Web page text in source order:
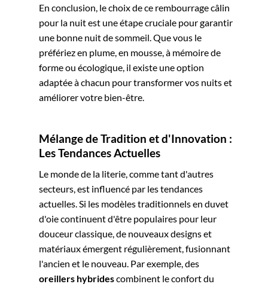
En conclusion, le choix de ce rembourrage câlin
pour la nuit est une étape cruciale pour garantir
une bonne nuit de sommeil. Que vous le
préfériez en plume, en mousse, à mémoire de
forme ou écologique, il existe une option
adaptée à chacun pour transformer vos nuits et
améliorer votre bien-être.
Mélange de Tradition et d'Innovation :
Les Tendances Actuelles
Le monde de la literie, comme tant d'autres
secteurs, est influencé par les tendances
actuelles. Si les modèles traditionnels en duvet
d'oie continuent d'être populaires pour leur
douceur classique, de nouveaux designs et
matériaux émergent régulièrement, fusionnant
l'ancien et le nouveau. Par exemple, des
oreillers hybridescombinent le confort du